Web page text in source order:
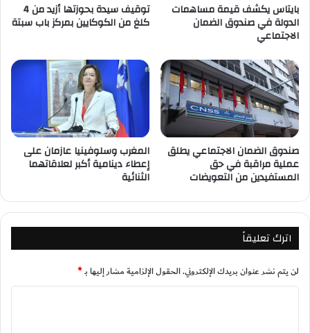
بايتاس يكشف قيمة مساهمات
الدولة في صندوق الضمان
الاجتماعي
توقيف سيدة بحوزتها أزيد من 4
كلغ من الكوكايين بمركز باب سبتة
صندوق الضمان الاجتماعي يطلق
عملية مراقبة في حق
المستفيدين من التعويضات
المغرب وسلوفينيا عازمان على
إعطاء دينامية أكبر لعلاقاتهما
الثنائية
اترك تعليقاً
لن يتم نشر عنوان بريدك الإلكتروني.الحقول الإلزامية مشار إليها بـ*